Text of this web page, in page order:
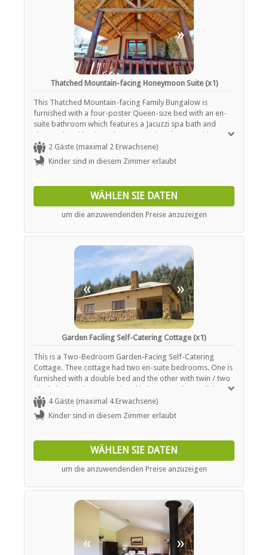
« »
Thatched Mountain-facing Honeymoon Suite (x1)
This Thatched Mountain-facing Family Bungalow is
furnished with a four-poster Queen-size bed with an en-
suite bathroom which features a Jacuzzi spa bath and
shower, hand basin and WC. A spacious lounge with a
fridge and log fireplace opens onto a covered verandah.
Spacious bedrooms and log fireplaces all form part of the
Ardmore experience. Facilities include bathroom
making facilities, complimentary high speed internet in
room, maid service, converters/ Voltage adaptors, desk,
fireplace, hairdryer, patio, non-smoking, refrigerator, safe
2 Gäste (maximal 2 Erwachsene)
Kinder sind in diesem Zimmer erlaubt
WÄHLEN SIE DATEN
um die anzuwendenden Preise anzuzeigen
« »
Garden Faciling Self-Catering Cottage (x1)
This is a Two-Bedroom Garden-Facing Self-Catering
Cottage. Thee cottage had two en-suite bedrooms. One is
furnished with a double bed and the other with twin / two
single beds. It has a spacious kitchen as well as a dining
area and lounge with fireplace. There is a vehicle access
gate as well as a pedestrian access gate to the yard. The
cottage has magnificent mountain views as well as garden
veranda. It is set back from the other units and has a nice
large lawn in front of the cottage.
4 Gäste (maximal 4 Erwachsene)
Kinder sind in diesem Zimmer erlaubt
WÄHLEN SIE DATEN
um die anzuwendenden Preise anzuzeigen
« »